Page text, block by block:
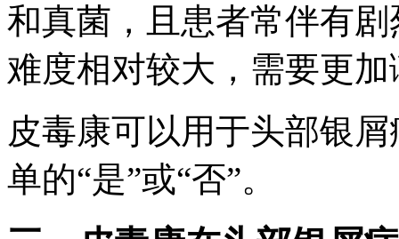
和真菌，且患者常伴有
难度相对较大，需要更
皮毒康可以用于头部银
单的“是”或“否”。